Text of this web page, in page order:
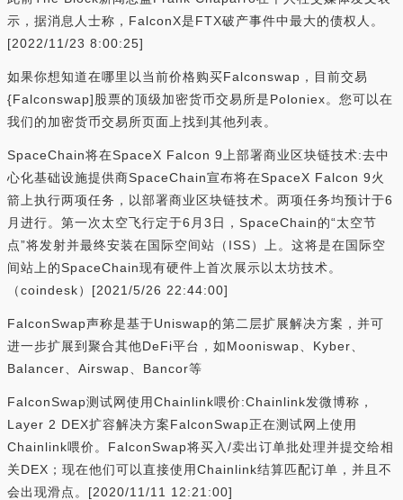
示，据消息人士称，FalconX是FTX破产事件中最大的债权人。
[2022/11/23 8:00:25]
如果你想知道在哪里以当前价格购买Falconswap，目前交易
{Falconswap]股票的顶级加密货币交易所是Poloniex。您可以在
我们的加密货币交易所页面上找到其他列表。
SpaceChain将在SpaceX Falcon 9上部署商业区块链技术:去中
心化基础设施提供商SpaceChain宣布将在SpaceX Falcon 9火
箭上执行两项任务，以部署商业区块链技术。两项任务均预计于6
月进行。第一次太空飞行定于6月3日，SpaceChain的“太空节
点”将发射并最终安装在国际空间站（ISS）上。这将是在国际空
间站上的SpaceChain现有硬件上首次展示以太坊技术。
（coindesk）[2021/5/26 22:44:00]
FalconSwap声称是基于Uniswap的第二层扩展解决方案，并可
进一步扩展到聚合其他DeFi平台，如Mooniswap、Kyber、
Balancer、Airswap、Bancor等
FalconSwap测试网使用Chainlink喂价:Chainlink发微博称，
Layer 2 DEX扩容解决方案FalconSwap正在测试网上使用
Chainlink喂价。FalconSwap将买入/卖出订单批处理并提交给相
关DEX；现在他们可以直接使用Chainlink结算匹配订单，并且不
会出现滑点。[2020/11/11 12:21:00]